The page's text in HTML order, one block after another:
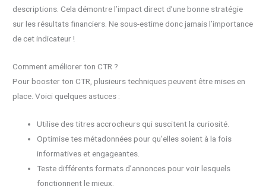
descriptions. Cela démontre l’impact direct d’une bonne stratégie
sur les résultats financiers. Ne sous-estime donc jamais l’importance
de cet indicateur !
Comment améliorer ton CTR ?
Pour booster ton CTR, plusieurs techniques peuvent être mises en
place. Voici quelques astuces :
Utilise des titres accrocheurs qui suscitent la curiosité.
Optimise tes métadonnées pour qu’elles soient à la fois
informatives et engageantes.
Teste différents formats d’annonces pour voir lesquels
fonctionnent le mieux.